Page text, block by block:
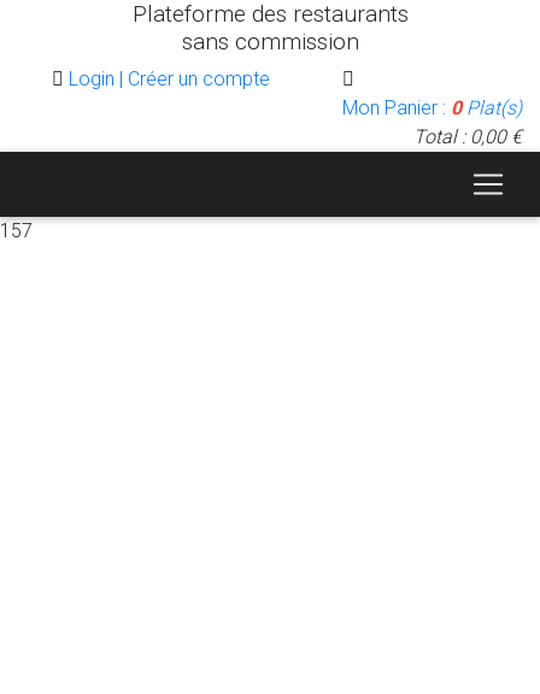
Plateforme des restaurants
sans commission
Login | Créer un compte
Mon Panier : 0Plat(s)
Total : 0,00 €
157